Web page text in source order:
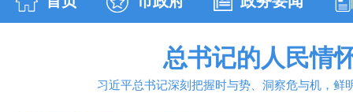
总书记的人民情
习近平总书记深刻把握时与势、洞察危与机，鲜